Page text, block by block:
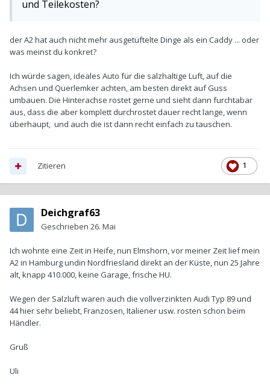
und Teilekosten?
der A2 hat auch nicht mehr ausgetüftelte Dinge als ein Caddy ... oder
was meinst du konkret?
Ich würde sagen, ideales Auto für die salzhaltige Luft, auf die
Achsen und Querlemker achten, am besten direkt auf Guss
umbauen. Die Hinterachse rostet gerne und sieht dann furchtabar
aus, dass die aber komplett durchrostet dauer recht lange, wenn
überhaupt, und auch die ist dann recht einfach zu tauschen.
1
Zitieren
Deichgraf63
Geschrieben 26. Mai
Ich wohnte eine Zeit in Heife, nun Elmshorn, vor meiner Zeit lief mein
A2 in Hamburg undin Nordfriesland direkt an der Küste, nun 25 Jahre
alt, knapp 410.000, keine Garage, frische HU.
Wegen der Salzluft waren auch die vollverzinkten Audi Typ 89 und
44 hier sehr beliebt, Franzosen, Italiener usw. rosten schon beim
Händler.
Gruß
Uli